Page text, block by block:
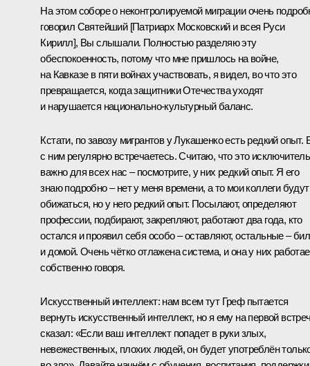
На этом соборе о неконтролируемой миграции очень
говорил Святейший [Патриарх Московский и всея Руси
Кирилл], Вы слышали. Полностью разделяю эту
обеспокоенность, потому что мне пришлось на войне,
на Кавказе в пяти войнах участвовать, я видел, во что это
превращается, когда защитники Отечества уходят
и нарушается национально-культурный баланс.
Кстати, по завозу мигрантов у Лукашенко есть редкий опыт.
с ним регулярно встречаетесь. Считаю, что это
важно для всех нас – посмотрите, у них редкий опыт. Я его
знаю подробно – нет у меня времени, а то мои коллеги будут
обижаться, но у него редкий опыт. Посылают, определяют
профессии, подбирают, закрепляют, работают два года, кто
остался и проявил себя особо – оставляют, остальные –
и домой. Очень чётко отлажена система, и она у них
собственно говоря.
Искусственный интеллект: нам всем тут Греф пытается
вернуть искусственный интеллект, но я ему на первой
сказал: «Если ваш интеллект попадет в руки злых,
невежественных, плохих людей, он будет употреблён